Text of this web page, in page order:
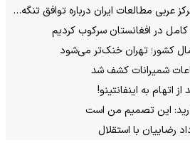
عربی مطالعات ایران درباره توافق تنگه…
در افغانستان سرکوب کردیم
کشور؛ تهران خنک‌تر می‌شود
شمیرانات کشف شد
اتهام به اینفانتینو!
این تصمیم من است
رضاییان با استقلال